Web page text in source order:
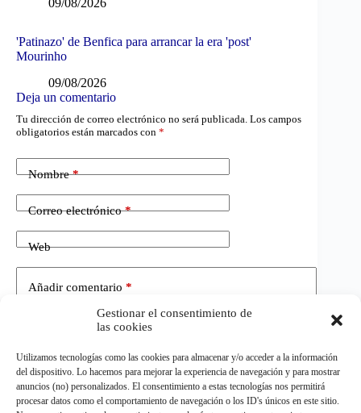
Gestionar el consentimiento de
las cookies
Utilizamos tecnologías como las cookies para almacenar y/o acceder a la información
del dispositivo. Lo hacemos para mejorar la experiencia de navegación y para mostrar
anuncios (no) personalizados. El consentimiento a estas tecnologías nos permitirá
procesar datos como el comportamiento de navegación o los ID's únicos en este sitio.
09/08/2026
'Patinazo' de Benfica para arrancar la era 'post'
Mourinho
09/08/2026
Deja un comentario
Tu dirección de correo electrónico no será publicada. Los campos
obligatorios están marcados con *
Nombre*
Correo electrónico*
Web
Añadir comentario *